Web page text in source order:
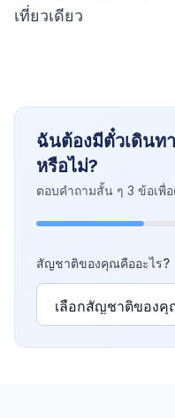
เที่ยวเดียว
ฉันต้องมีตั๋วเดินท
หรือไม่?
ตอบคำถามสั้น ๆ 3 ข้อเพื่
สัญชาติของคุณคืออะไร?